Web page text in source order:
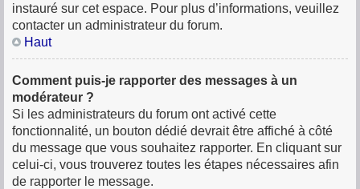
instauré sur cet espace. Pour plus d’informations, veuillez
contacter un administrateur du forum.
Haut
Comment puis-je rapporter des messages à un
modérateur ?
Si les administrateurs du forum ont activé cette
fonctionnalité, un bouton dédié devrait être affiché à côté
du message que vous souhaitez rapporter. En cliquant sur
celui-ci, vous trouverez toutes les étapes nécessaires afin
de rapporter le message.